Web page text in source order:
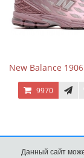
New Balance
9970
Данный сайт